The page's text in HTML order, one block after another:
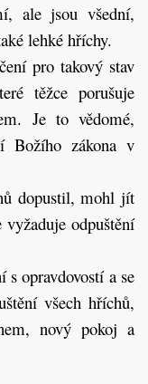
ale jsou všední,
lehké hříchy.
pro takový stav
těžce porušuje
Je to vědomé,
Božího zákona v
dopustil, mohl jít
odpuštění
opravdovostí a se
všech hříchů,
nový pokoj a